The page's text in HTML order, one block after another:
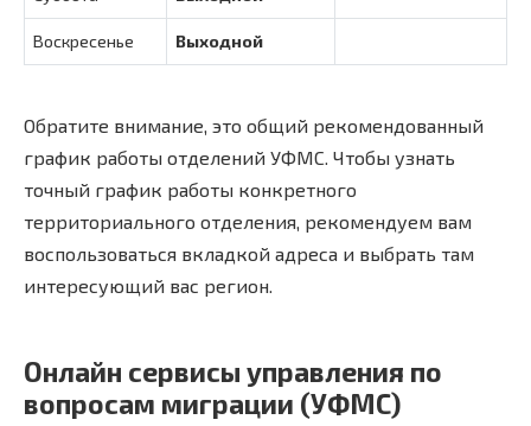
Воскресенье Выходной
Обратите внимание, это общий рекомендованный
график работы отделений УФМС. Чтобы узнать
точный график работы конкретного
территориального отделения, рекомендуем вам
воспользоваться вкладкой адреса и выбрать там
интересующий вас регион.
Онлайн сервисы управления по
вопросам миграции (УФМС)